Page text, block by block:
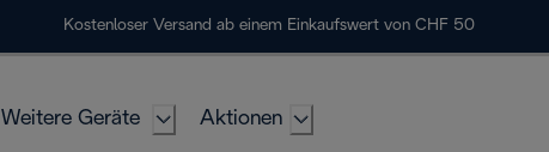
Kostenloser Versand ab einem Einkaufswert von CHF 50
Weitere Geräte Aktionen